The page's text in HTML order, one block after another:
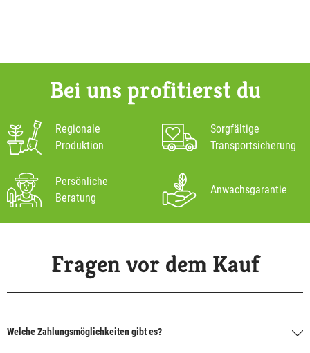
Bei uns profitierst du
Regionale
Produktion
Sorgfältige
Transportsicherung
Persönliche
Beratung
Anwachsgarantie
Fragen vor dem Kauf
Welche Zahlungsmöglichkeiten gibt es?